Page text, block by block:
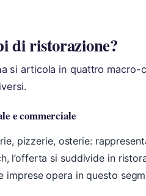
di ristorazione?
si articola in quattro
e commerciale
pizzerie, osterie:
l’offerta si suddivide in
imprese opera in questo